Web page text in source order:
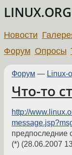
Новости
Форум Опросы
Форум — Linux-
Что-то
http://
предпоследние
(*) (28.06.2007